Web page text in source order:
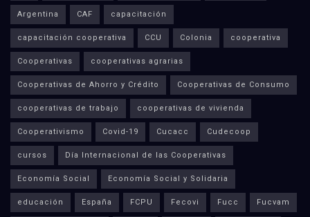
Argentina CAF capacitación
capacitación cooperativa CCU Colonia cooperativa
Cooperativas cooperativas agrarias
Cooperativas de Ahorro y Crédito Cooperativas de Consumo
cooperativas de trabajo cooperativas de vivienda
Cooperativismo Covid-19 Cucacc Cudecoop
cursos Día Internacional de las Cooperativas
Economía Social Economía Social y Solidaria
educación España FCPU Fecovi Fucc Fucvam